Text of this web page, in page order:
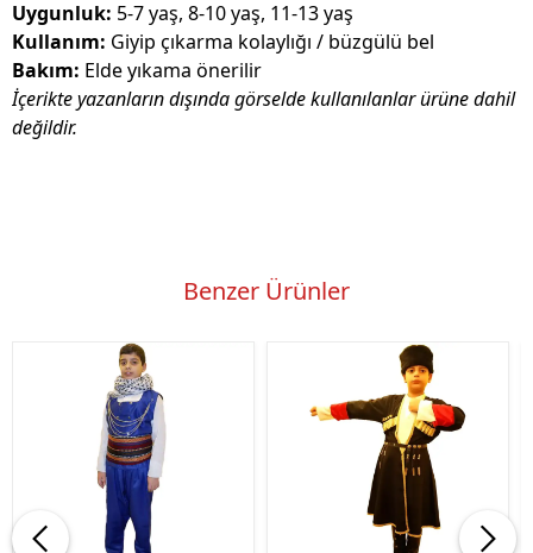
Uygunluk: 5-7 yaş, 8-10 yaş, 11-13 yaş
Kullanım: Giyip çıkarma kolaylığı / büzgülü bel
Bakım: Elde yıkama önerilir
İçerikte yazanların dışında görselde kullanılanlar ürüne dahil
değildir.
Benzer Ürünler